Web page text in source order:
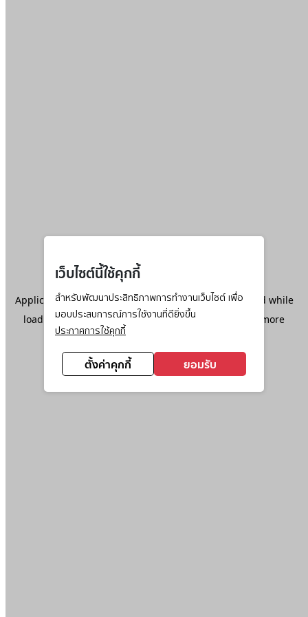
เว็บไซต์นี้ใช้คุกกี้
สำหรับพัฒนาประสิทธิภาพการทำงานเว็บไซต์ เพื่อ
มอบประสบการณ์การใช้งานที่ดียิ่งขึ้น
ประกาศการใช้คุกกี้
ตั้งค่าคุกกี้ ยอมรับ
Application error: aclient-side exception has occurred while
loadingwww.ktc.co.th(see the browser console
for more
information).